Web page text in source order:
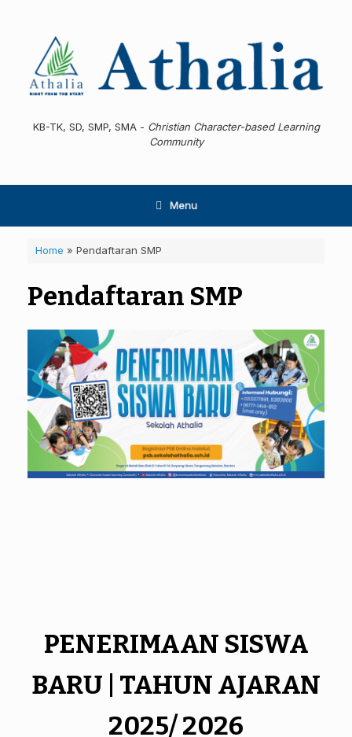
KB-TK, SD, SMP, SMA - Christian Character-based Learning
Community
Menu
Home » Pendaftaran SMP
Pendaftaran SMP
PENERIMAAN SISWA
BARU | TAHUN AJARAN
2025/ 2026